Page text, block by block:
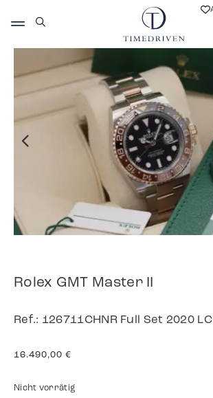
Rolex GMT Master II
Ref.: 126711CHNR Full Set 2020
16.490,00 €
Nicht vorrätig